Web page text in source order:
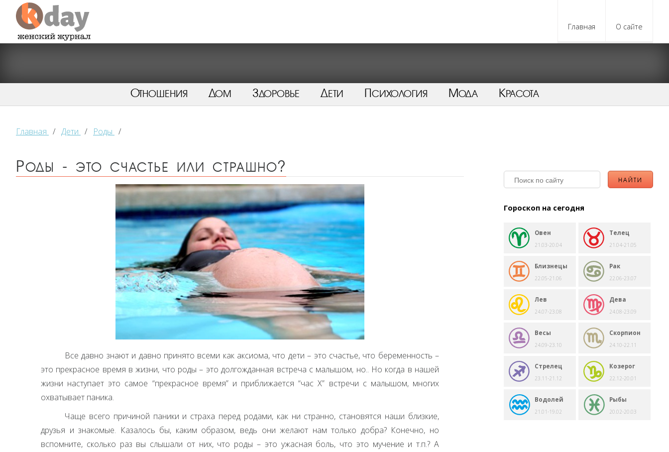
Главная О сайте
Отношения Дом Здоровье Дети Психология Мода Красота
Главная / Дети / Роды /
Роды - это счастье или страшно?
Все давно знают и давно принято всеми как аксиома, что дети – это счастье, что беременность –
это прекрасное время в жизни, что роды – это долгожданная встреча с малышом, но.. Но когда в нашей
жизни наступает это самое “прекрасное время” и приближается “час Х” встречи с малышом, многих
охватывает паника.
Чаще всего причиной паники и страха перед родами, как ни странно, становятся наши близкие,
друзья и знакомые. Казалось бы, каким образом, ведь они желают нам только добра? Конечно, но
вспомните, сколько раз вы слышали от них, что роды – это ужасная боль, что это мучение и т.п.? А
Гороскоп на сегодня
Овен
21.03-20.04
Телец
21.04-21.05
Близнецы
22.05-21.06
Рак
22.06-23.07
Лев
24.07-23.08
Дева
24.08-23.09
Весы
24.09-23.10
Скорпион
24.10-22.11
Стрелец
23.11-21.12
Козерог
22.12-20.01
Водолей
21.01-19.02
Рыбы
20.02-20.03